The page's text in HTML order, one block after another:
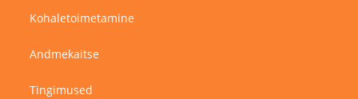
Kohaletoimetamine
Andmekaitse
Tingimused